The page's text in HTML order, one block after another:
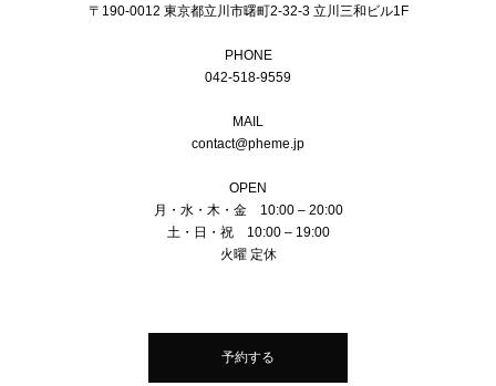
〒190-0012 東京都立川市曙町2-32-3 立川三和ビル1F
PHONE
042-518-9559
MAIL
contact@pheme.jp
OPEN
月・水・木・金 10:00 – 20:00
土・日・祝 10:00 – 19:00
火曜 定休
予約する